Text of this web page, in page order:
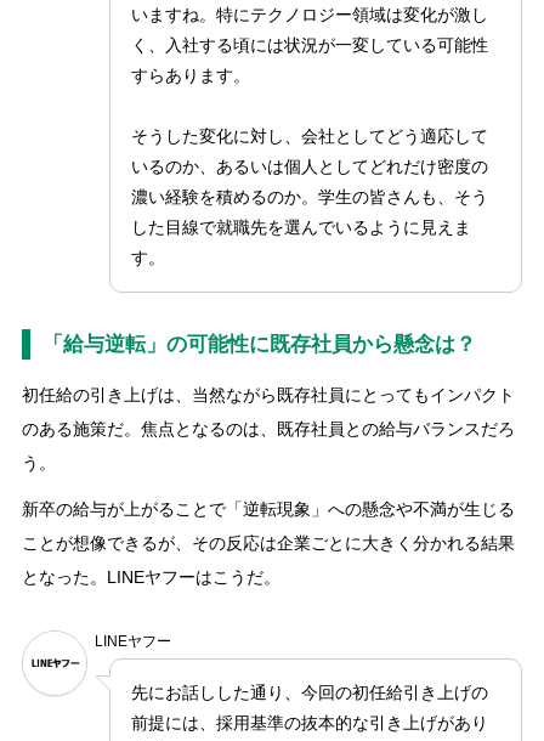
いますね。特にテクノロジー領域は変化が激し
く、入社する頃には状況が一変している可能性
すらあります。
そうした変化に対し、会社としてどう適応して
いるのか、あるいは個人としてどれだけ密度の
濃い経験を積めるのか。学生の皆さんも、そう
した目線で就職先を選んでいるように見えま
す。
「給与逆転」の可能性に既存社員から懸念は？
初任給の引き上げは、当然ながら既存社員にとってもインパクト
のある施策だ。焦点となるのは、既存社員との給与バランスだろ
う。
新卒の給与が上がることで「逆転現象」への懸念や不満が生じる
ことが想像できるが、その反応は企業ごとに大きく分かれる結果
となった。LINEヤフーはこうだ。
LINEヤフー
先にお話しした通り、今回の初任給引き上げの
前提には、採用基準の抜本的な引き上げがあり